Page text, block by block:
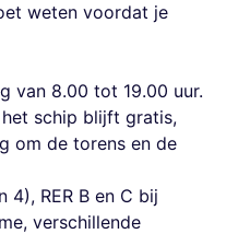
weten voordat je
van 8.00 tot 19.00 uur.
schip blijft gratis,
om de torens en de
4), RER B en C bij
verschillende